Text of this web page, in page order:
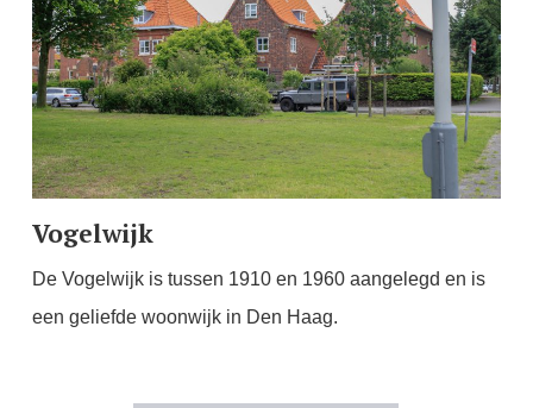
Vogelwijk
De Vogelwijk is tussen 1910 en 1960 aangelegd en is
een geliefde woonwijk in Den Haag.